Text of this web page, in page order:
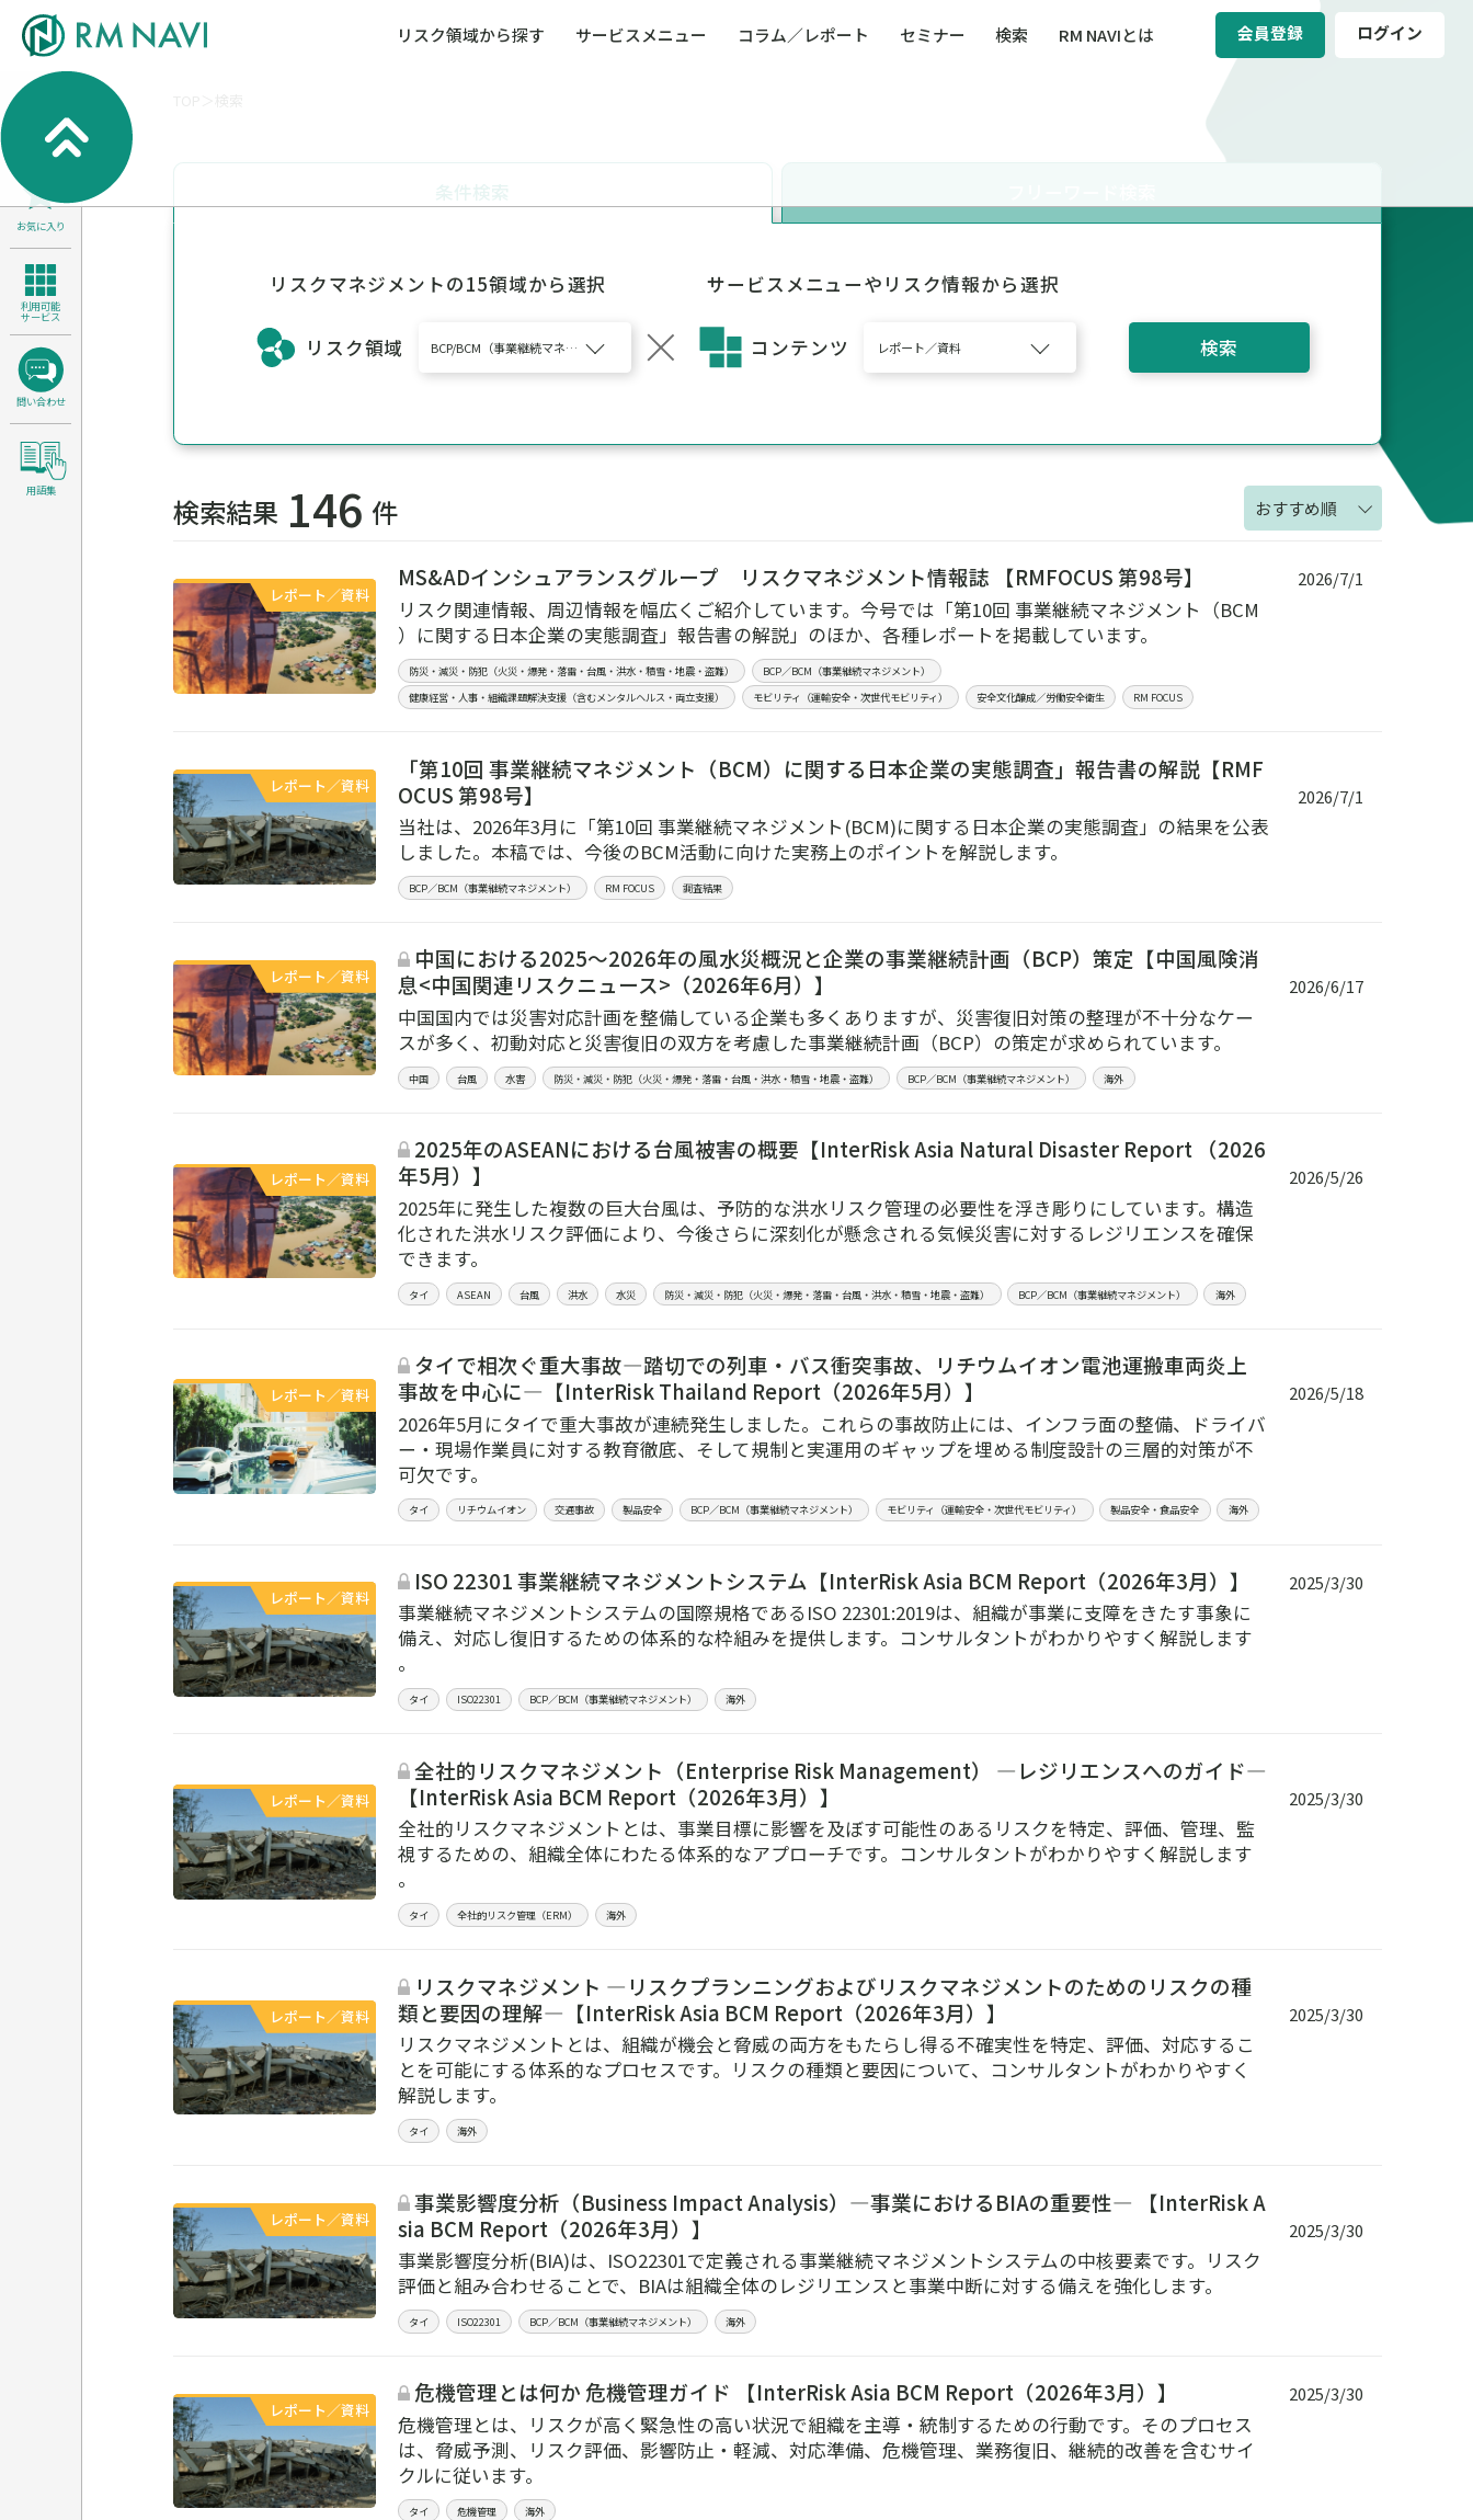
リスク領域から探す サービスメニュー コラム／レポート セミナー 検索 RM NAVIとは 会員登録 ログイン
サイバーリスク／情報セキュリティ
健康経営・人事・組織課題解決支援（含むメンモビリティ（運輸安全・次世代モビリティ）
サステナビリティ経営支援
人権・人的資本課題解決支援
安全文化醸成／労働安全衛生
検索
お気に入り
利用可能
サービス
問い合わせ
用語集
条件検索
リスクマネジメントの15領域から選択
リスク領域 BCP/BCM（事業継続マネジメント）
サービスメニューやリスク情報から選択
コンテンツ レポート／資料 検索
検索結果 146 件 おすすめ順
レポート／資料
MS&ADインシュアランスグループ リスクマネジメント情報誌 【RMFOCUS 第98号】
リスク関連情報、周辺情報を幅広くご紹介しています。今号では「第10回 事業継続マネジメント（BCM
）に関する日本企業の実態調査」報告書の解説」のほか、各種レポートを掲載しています。
防災・減災・防犯（火災・爆発・落雷・台風・洪水・積雪・地震・盗難）
BCP／BCM（事業継続マネジメント）
健康経営・人事・組織課題解決支援（含むメンタルヘルス・両立支援）
モビリティ（運輸安全・次世代モビリティ） 安全文化醸成／労働安全衛生 RM FOCUS
2026/7/1
レポート／資料
「第10回 事業継続マネジメント（BCM）に関する日本企業の実態調査」報告書の解説【RMF
OCUS 第98号】
当社は、2026年3月に「第10回 事業継続マネジメント(BCM)に関する日本企業の実態調査」の結果を公表
しました。本稿では、今後のBCM活動に向けた実務上のポイントを解説します。
BCP／BCM（事業継続マネジメント） RM FOCUS 調査結果
2026/7/1
レポート／資料
中国における2025～2026年の風水災概況と企業の事業継続計画（BCP）策定【中国風険消
息<中国関連リスクニュース>（2026年6月）】
中国国内では災害対応計画を整備している企業も多くありますが、災害復旧対策の整理が不十分なケー
スが多く、初動対応と災害復旧の双方を考慮した事業継続計画（BCP）の策定が求められています。
中国 台風 水害 防災・減災・防犯（火災・爆発・落雷・台風・洪水・積雪・地震・盗難） BCP／BCM（事業継続マネジメント） 海外
2026/6/17
レポート／資料
2025年のASEANにおける台風被害の概要【InterRisk Asia Natural Disaster Report （2026
年5月）】
2025年に発生した複数の巨大台風は、予防的な洪水リスク管理の必要性を浮き彫りにしています。構造
化された洪水リスク評価により、今後さらに深刻化が懸念される気候災害に対するレジリエンスを確保
できます。
タイ ASEAN 台風 洪水 水災 防災・減災・防犯（火災・爆発・落雷・台風・洪水・積雪・地震・盗難） BCP／BCM（事業継続マネジメント） 海外
2026/5/26
レポート／資料
タイで相次ぐ重大事故―踏切での列車・バス衝突事故、リチウムイオン電池運搬車両炎上
事故を中心に―【InterRisk Thailand Report（2026年5月）】
2026年5月にタイで重大事故が連続発生しました。これらの事故防止には、インフラ面の整備、ドライバ
ー・現場作業員に対する教育徹底、そして規制と実運用のギャップを埋める制度設計の三層的対策が不
可欠です。
タイ リチウムイオン 交通事故 製品安全 BCP／BCM（事業継続マネジメント） モビリティ（運輸安全・次世代モビリティ） 製品安全・食品安全 海外
2026/5/18
レポート／資料
ISO 22301 事業継続マネジメントシステム【InterRisk Asia BCM Report（2026年3月）】
事業継続マネジメントシステムの国際規格であるISO 22301:2019は、組織が事業に支障をきたす事象に
備え、対応し復旧するための体系的な枠組みを提供します。コンサルタントがわかりやすく解説します
。
タイ ISO22301 BCP／BCM（事業継続マネジメント） 海外
2025/3/30
レポート／資料
全社的リスクマネジメント（Enterprise Risk Management） ―レジリエンスへのガイド―
【InterRisk Asia BCM Report（2026年3月）】
全社的リスクマネジメントとは、事業目標に影響を及ぼす可能性のあるリスクを特定、評価、管理、監
視するための、組織全体にわたる体系的なアプローチです。コンサルタントがわかりやすく解説します
。
タイ 全社的リスク管理（ERM） 海外
2025/3/30
レポート／資料
リスクマネジメント ―リスクプランニングおよびリスクマネジメントのためのリスクの種
類と要因の理解―【InterRisk Asia BCM Report（2026年3月）】
リスクマネジメントとは、組織が機会と脅威の両方をもたらし得る不確実性を特定、評価、対応するこ
とを可能にする体系的なプロセスです。リスクの種類と要因について、コンサルタントがわかりやすく
解説します。
タイ 海外
2025/3/30
レポート／資料
事業影響度分析（Business Impact Analysis）―事業におけるBIAの重要性― 【InterRisk A
sia BCM Report（2026年3月）】
事業影響度分析(BIA)は、ISO22301で定義される事業継続マネジメントシステムの中核要素です。リスク
評価と組み合わせることで、BIAは組織全体のレジリエンスと事業中断に対する備えを強化します。
タイ ISO22301 BCP／BCM（事業継続マネジメント） 海外
2025/3/30
レポート／資料
危機管理とは何か 危機管理ガイド 【InterRisk Asia BCM Report（2026年3月）】
危機管理とは、リスクが高く緊急性の高い状況で組織を主導・統制するための行動です。そのプロセス
は、脅威予測、リスク評価、影響防止・軽減、対応準備、危機管理、業務復旧、継続的改善を含むサイ
クルに従います。
タイ 危機管理 海外
2025/3/30